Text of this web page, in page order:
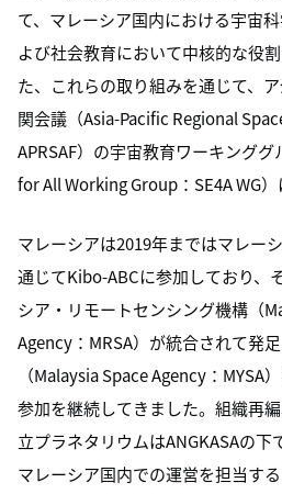
て、マレーシア国内における宇宙
よび社会教育において中核的な役
た、これらの取り組みを通じて、
関会議（Asia-Pacific Regional
APRSAF）の宇宙教育ワーキング
for All Working Group：SE4A WG）
マレーシアは2019年まではマレー
通じてKibo-ABCに参加しており、
シア・リモートセンシング機構（
Agency：MRSA）が統合されて発
（Malaysia Space Agency：MYSA
参加を継続してきました。組織再
立プラネタリウムはANGKASAの下
マレーシア国内での運営を担当す